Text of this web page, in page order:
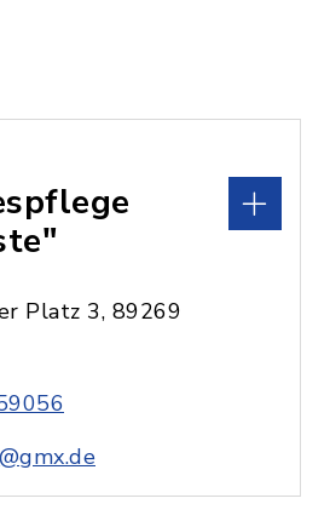
Platz 3, 89269